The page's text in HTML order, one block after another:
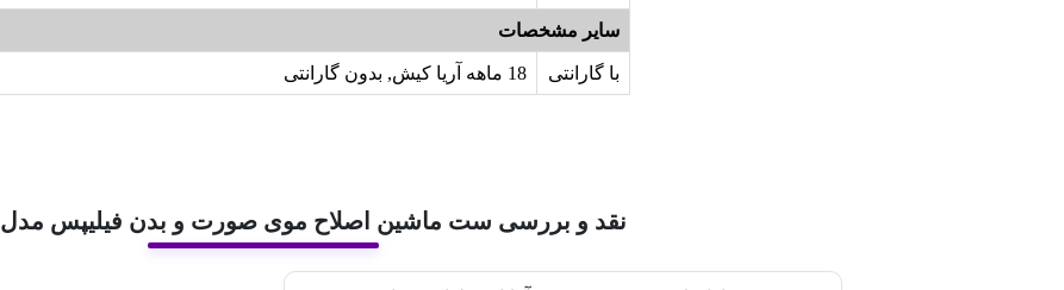
سایر مشخصات
با گارانتی 18 ماهه آریا کیش, بدون گارانتی
نقد و بررسی ست ماشین اصلاح موی صورت و بدن فیلیپس مدل MG۷۷۷۰